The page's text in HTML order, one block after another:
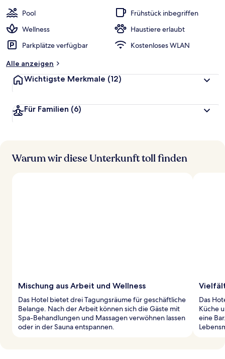
Pool
Frühstück inbegriffen
Wellness
Haustiere erlaubt
Parkplätze verfügbar
Kostenloses WLAN
Alle anzeigen
Wichtigste Merkmale (12)
Für Familien (6)
Warum wir diese Unterkunft toll finden
Mischung aus Arbeit und Wellness
Das Hotel bietet drei Tagungsräume für geschäftliche
Belange. Nach der Arbeit können sich die Gäste mit
Spa-Behandlungen und Massagen verwöhnen lassen
oder in der Sauna entspannen.
Das
Küche
eine